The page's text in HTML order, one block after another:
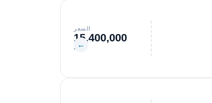
السعر
15,400,000
جنيه
←